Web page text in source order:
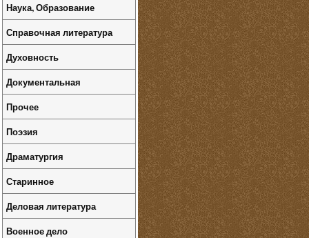
Наука, Образование
Справочная литература
Духовность
Документальная
Прочее
Поэзия
Драматургия
Старинное
Деловая литература
Военное дело